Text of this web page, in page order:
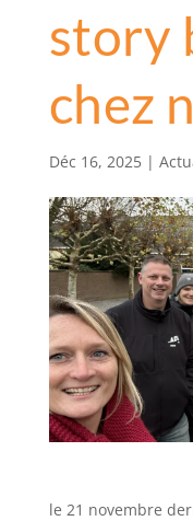
story
chez
Déc 16, 2025|
le 21 novembre